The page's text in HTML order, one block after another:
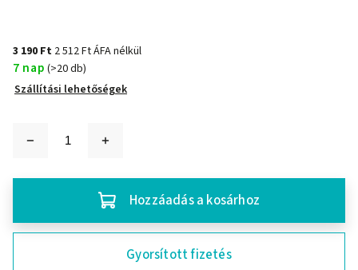
3 190 Ft 2 512 Ft ÁFA nélkül
7 nap (>20 db)
Szállítási lehetőségek
Hozzáadás a kosárhoz
Gyorsított fizetés